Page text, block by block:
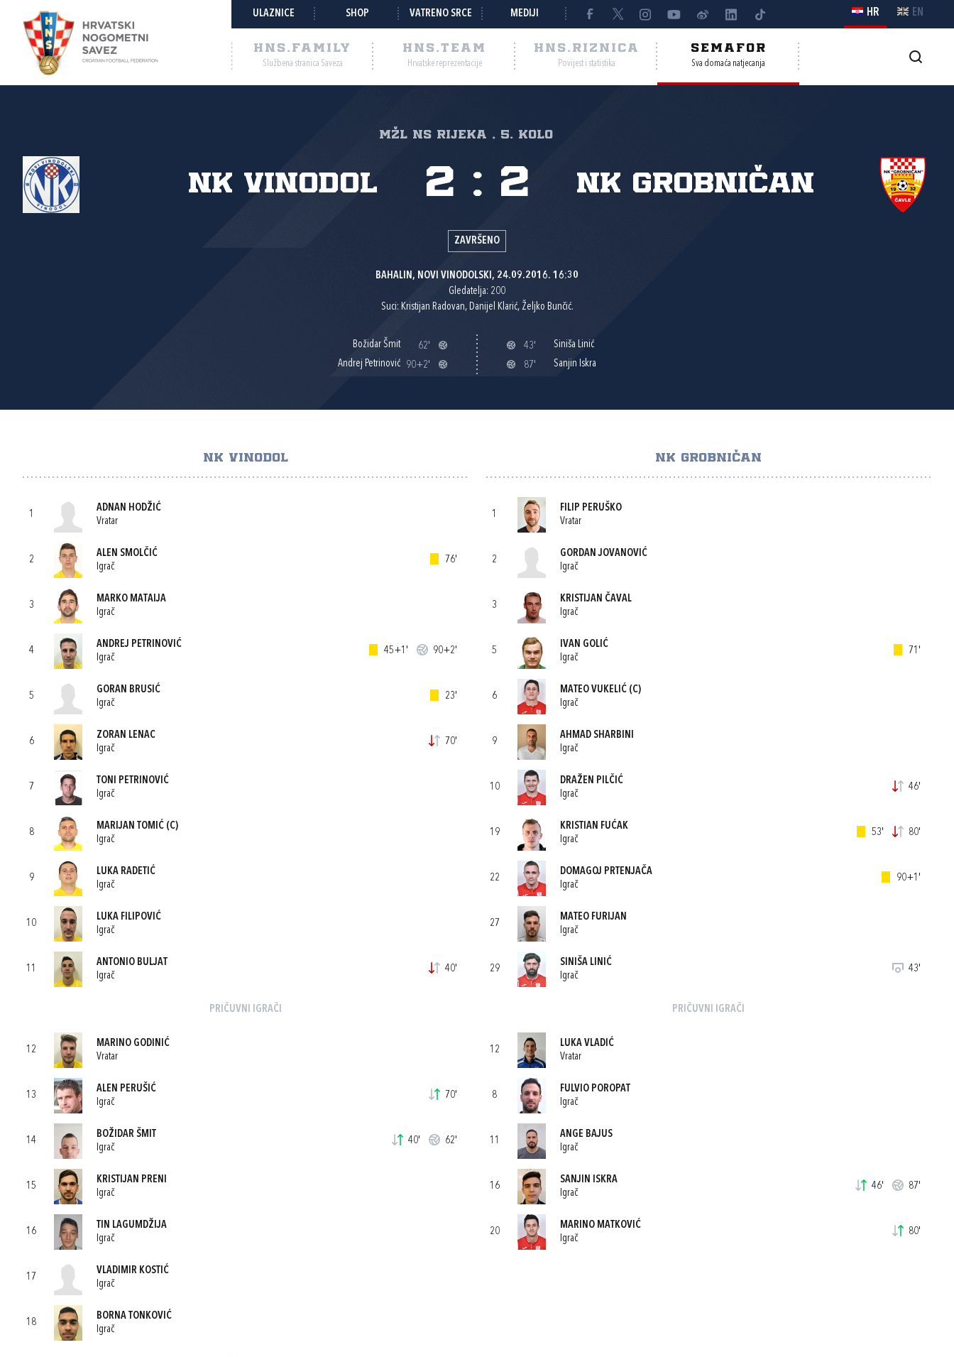
ULAZNICE SHOP VATRENO SRCE MEDIJI HR EN
HNS.FAMILY
Službena stranica Saveza
HNS.TEAM
Hrvatske reprezentacije
HNS.RIZNICA
Povijest i statistika
SEMAFOR
Sva domaća natjecanja
MŽL NS Rijeka , 5. kolo
NK Vinodol NK Grobničan
2 : 2
ZAVRŠENO
BAHALIN, NOVI VINODOLSKI, 24.09.2016. 16:30
Gledatelja: 200
Suci: Kristijan Radovan, Danijel Klarić, Željko Bunčić.
Božidar Šmit
62'
Andrej Petrinović
90+2'
43'
Siniša Linić
87'
Sanjin Iskra
NK VINODOL
1
ADNAN HODŽIĆ
Vratar
2
ALEN SMOLČIĆ
Igrač
76'
3
MARKO MATAIJA
Igrač
4
ANDREJ PETRINOVIĆ
Igrač
45+1' 90+2'
5
GORAN BRUSIĆ
Igrač
23'
6
ZORAN LENAC
Igrač
70'
7
TONI PETRINOVIĆ
Igrač
8
MARIJAN TOMIĆ (C)
Igrač
9
LUKA RADETIĆ
Igrač
10
LUKA FILIPOVIĆ
Igrač
11
ANTONIO BULJAT
Igrač
40'
PRIČUVNI IGRAČI
12
MARINO GODINIĆ
Vratar
13
ALEN PERUŠIĆ
Igrač
70'
14
BOŽIDAR ŠMIT
Igrač
40' 62'
15
KRISTIJAN PRENI
Igrač
16
TIN LAGUMDŽIJA
Igrač
17
VLADIMIR KOSTIĆ
Igrač
18
BORNA TONKOVIĆ
Igrač
NK GROBNIČAN
1
FILIP PERUŠKO
Vratar
2
GORDAN JOVANOVIĆ
Igrač
3
KRISTIJAN ČAVAL
Igrač
5
IVAN GOLIĆ
Igrač
71'
6
MATEO VUKELIĆ(C)
Igrač
9
AHMAD SHARBINI
Igrač
10
DRAŽEN PILČIĆ
Igrač
46'
19
KRISTIAN FUĆAK
Igrač
53' 80'
22
DOMAGOJ PRTENJAČA
Igrač
90+1'
27
MATEO FURIJAN
Igrač
29
SINIŠA LINIĆ
Igrač
43'
PRIČUVNI IGRAČI
12
LUKA VLADIĆ
Vratar
8
FULVIO POROPAT
Igrač
11
ANGE BAJUS
Igrač
16
SANJIN ISKRA
Igrač
46' 87'
20
MARINO MATKOVIĆ
Igrač
80'